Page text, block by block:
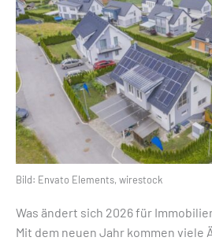
Bild: Envato Elements, wirestock
Was ändert sich 2026 für
Mit dem neuen Jahr kommen viele